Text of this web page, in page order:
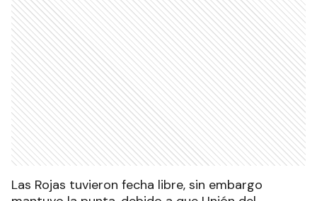
Las Rojas tuvieron fecha libre, sin embargo